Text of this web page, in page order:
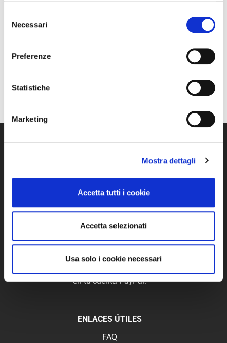
delNecessari
Preferenze
Statistiche
Marketing
Mostra dettagli
Accetta tutti i cookie
Accetta selezionati
Usa solo i cookie necessari
Vasco Rossi – Live
Mario Venuti – Ma
che freddo che fa
Navi o marinai
WimTV es la plataforma de video que le permite crear
fácilmente su Web TV y su sistema de distribución de
Con WimTV puedes monetizar tus videos en pago por
visión, los recibos de las vistas se abonan directamente
en tu cuenta PayPal.
ENLACES ÚTILES
FAQ